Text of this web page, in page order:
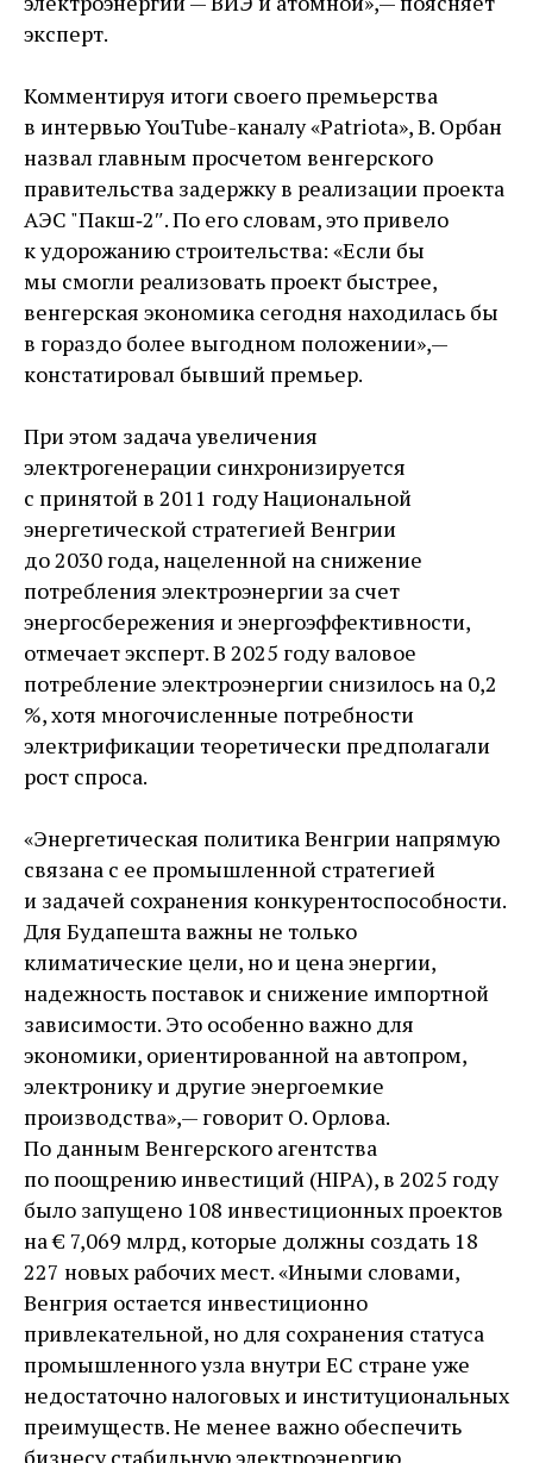
эксперт.
Комментируя итоги своего премьерства
в интервью YouTube-каналу «Patriota», В. Орбан
назвал главным просчетом венгерского
правительства задержку в реализации проекта
АЭС "Пакш‑2″. По его словам, это привело
к удорожанию строительства: «Если бы
мы смогли реализовать проект быстрее,
венгерская экономика сегодня находилась бы
в гораздо более выгодном положении», — ​
констатировал бывший премьер.
При этом задача увеличения
электрогенерации синхронизируется
с принятой в 2011 году Национальной
энергетической стратегией Венгрии
до 2030 года, нацеленной на снижение
потребления электроэнергии за счет
энергосбережения и энергоэффективности,
отмечает эксперт. В 2025 году валовое
потребление электроэнергии снизилось на 0,2
%, хотя многочисленные потребности
электрификации теоретически предполагали
рост спроса.
«Энергетическая политика Венгрии напрямую
связана с ее промышленной стратегией
и задачей сохранения конкурентоспособности.
Для Будапешта важны не только
климатические цели, но и цена энергии,
надежность поставок и снижение импортной
зависимости. Это особенно важно для
экономики, ориентированной на автопром,
электронику и другие энергоемкие
производства», — ​говорит О. Орлова.
По данным Венгерского агентства
по поощрению инвестиций (HIPA), в 2025 году
было запущено 108 инвестиционных проектов
на € 7,069 млрд, которые должны создать 18
227 новых рабочих мест. «Иными словами,
Венгрия остается инвестиционно
привлекательной, но для сохранения статуса
промышленного узла внутри ЕС стране уже
недостаточно налоговых и институциональных
преимуществ. Не менее важно обеспечить